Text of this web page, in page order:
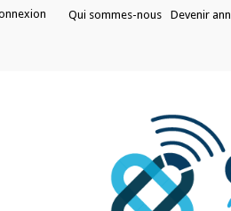
Qui sommes-nous Devenir